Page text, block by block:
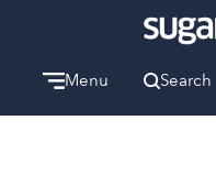
Menu Search